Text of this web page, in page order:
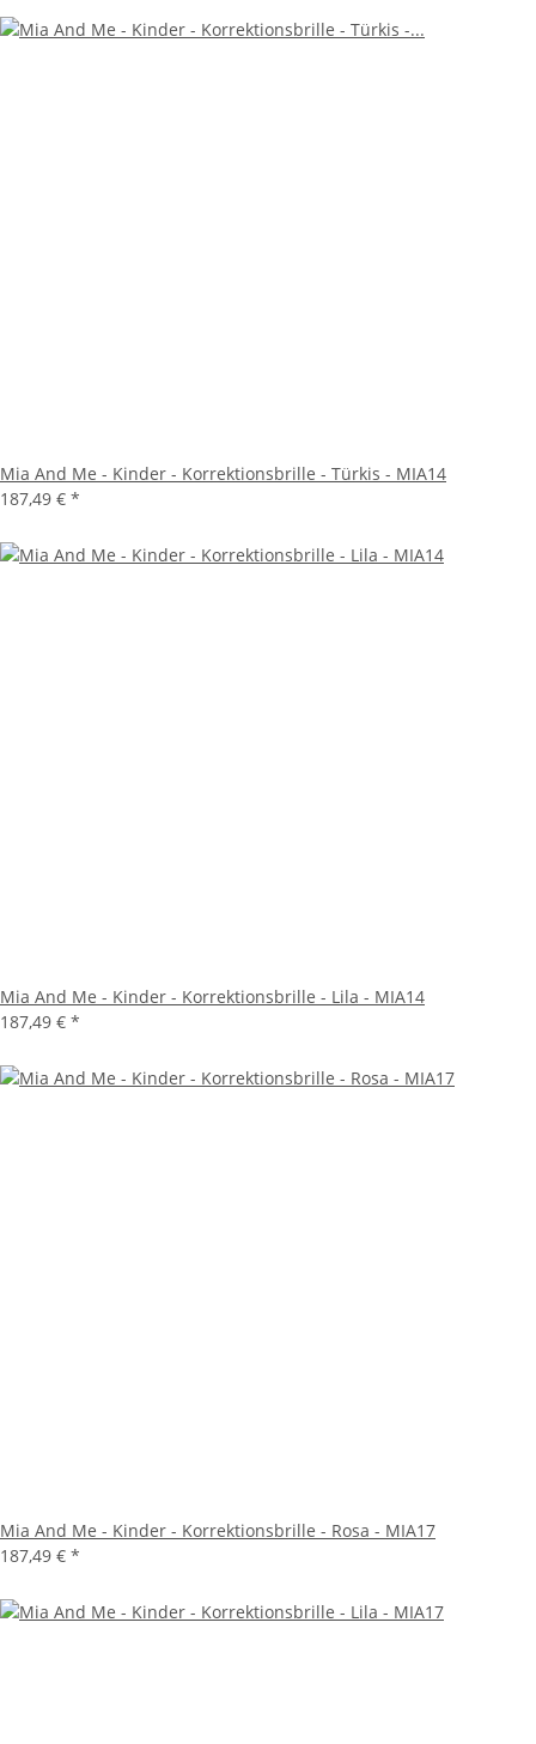
Mia And Me - Kinder - Korrektionsbrille - Türkis - MIA14
187,49 € *
Mia And Me - Kinder - Korrektionsbrille - Lila - MIA14
187,49 € *
Mia And Me - Kinder - Korrektionsbrille - Rosa - MIA17
187,49 € *